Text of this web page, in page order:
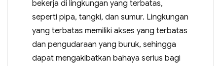
bekerja di lingkungan yang terbatas,
seperti pipa, tangki, dan sumur. Lingkungan
yang terbatas memiliki akses yang terbatas
dan pengudaraan yang buruk, sehingga
dapat mengakibatkan bahaya serius bagi